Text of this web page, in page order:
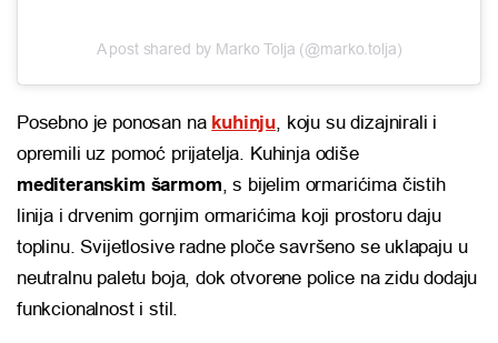
A post shared by Marko Tolja (@marko.tolja)
Posebno je ponosan na kuhinju , koju su dizajnirali i
opremili uz pomoć prijatelja. Kuhinja odiše
mediteranskim šarmom , s bijelim ormarićima čistih
linija i drvenim gornjim ormarićima koji prostoru daju
toplinu. Svijetlosive radne ploče savršeno se uklapaju u
neutralnu paletu boja, dok otvorene police na zidu dodaju
funkcionalnost i stil.